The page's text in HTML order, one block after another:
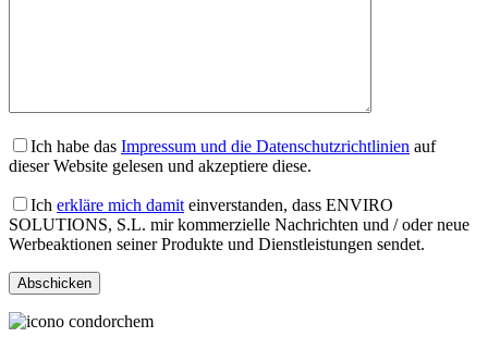
Ich habe das Impressum und die Datenschutzrichtlinien auf
dieser Website gelesen und akzeptiere diese.
Ich erkläre mich damit einverstanden, dass ENVIRO
SOLUTIONS, S.L. mir kommerzielle Nachrichten und / oder neue
Werbeaktionen seiner Produkte und Dienstleistungen sendet.